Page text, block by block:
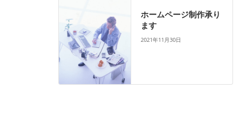
ホームページ制作承り
ます
2021年11月30日